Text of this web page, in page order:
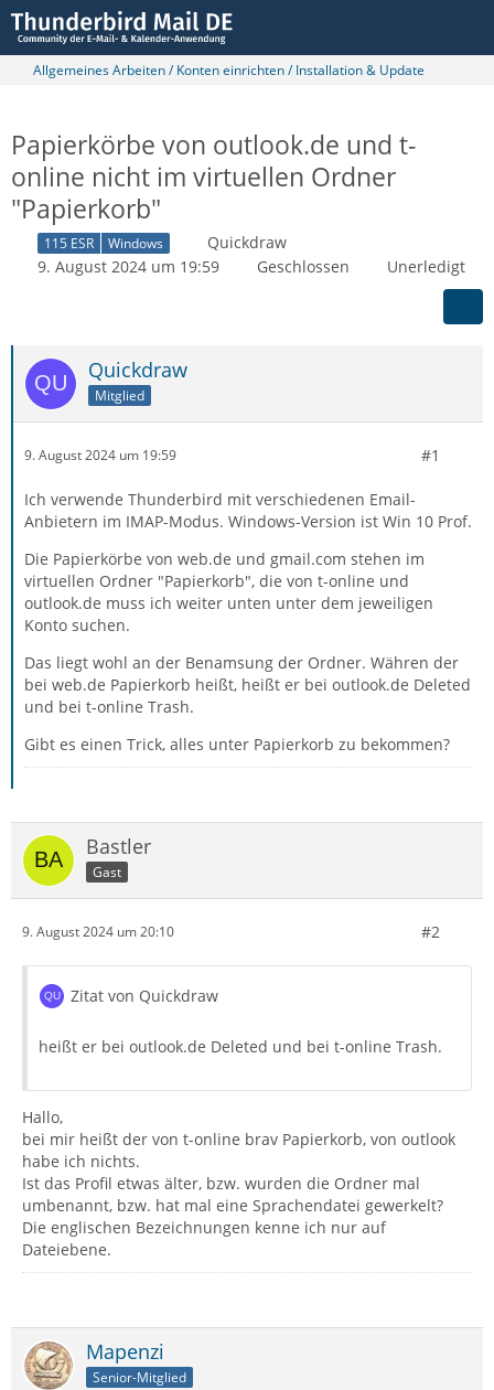
Allgemeines Arbeiten / Konten einrichten / Installation & Update
Papierkörbe von outlook.de und t-
online nicht im virtuellen Ordner
"Papierkorb"
115 ESR Windows
Quickdraw
9. August 2024 um 19:59
Geschlossen Unerledigt
Quickdraw
Mitglied
9. August 2024 um 19:59 #1
Ich verwende Thunderbird mit verschiedenen Email-
Anbietern im IMAP-Modus. Windows-Version ist Win 10 Prof.
Die Papierkörbe von web.de und gmail.com stehen im
virtuellen Ordner "Papierkorb", die von t-online und
outlook.de muss ich weiter unten unter dem jeweiligen
Konto suchen.
Das liegt wohl an der Benamsung der Ordner. Währen der
bei web.de Papierkorb heißt, heißt er bei outlook.de Deleted
und bei t-online Trash.
Gibt es einen Trick, alles unter Papierkorb zu bekommen?
Bastler
Gast
9. August 2024 um 20:10 #2
Zitat von Quickdraw
heißt er bei outlook.de Deleted und bei t-online Trash.
Hallo,
bei mir heißt der von t-online brav Papierkorb, von outlook
habe ich nichts.
Ist das Profil etwas älter, bzw. wurden die Ordner mal
umbenannt, bzw. hat mal eine Sprachendatei gewerkelt?
Die englischen Bezeichnungen kenne ich nur auf
Dateiebene.
Mapenzi
Senior-Mitglied